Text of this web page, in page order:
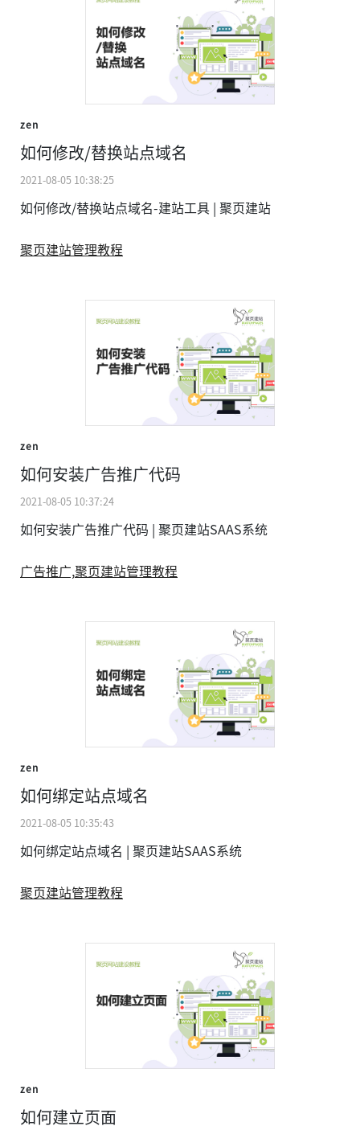
zen
如何修改/替换站点域名
2021-08-05 10:38:25
如何修改/替换站点域名-建站工具 | 聚页建站
聚页建站管理教程
zen
如何安装广告推广代码
2021-08-05 10:37:24
如何安装广告推广代码 | 聚页建站SAAS系统
广告推广, 聚页建站管理教程
zen
如何绑定站点域名
2021-08-05 10:35:43
如何绑定站点域名 | 聚页建站SAAS系统
聚页建站管理教程
zen
如何建立页面